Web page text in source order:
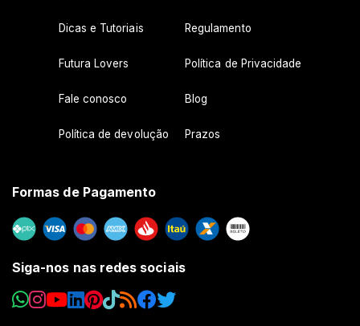
Dicas e Tutoriais Regulamento
Futura Lovers Política de Privacidade
Fale conosco Blog
Política de devolução Prazos
Formas de Pagamento
Siga-nos nas redes sociais